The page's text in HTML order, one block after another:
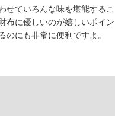
せていろんな味を堪能するこ
布に優しいのが嬉しいポイン
のにも非常に便利ですよ。